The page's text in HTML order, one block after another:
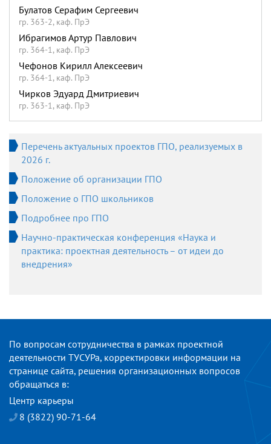
Булатов Серафим Сергеевич
гр. 363-2, каф. ПрЭ
Ибрагимов Артур Павлович
гр. 364-1, каф. ПрЭ
Чефонов Кирилл Алексеевич
гр. 364-1, каф. ПрЭ
Чирков Эдуард Дмитриевич
гр. 363-1, каф. ПрЭ
Перечень актуальных проектов ГПО, реализуемых в
2026 г.
Положение об организации ГПО
Положение о ГПО школьников
Подробнее про ГПО
Научно-практическая конференция «Наука и
практика: проектная деятельность – от идеи до
внедрения»
По вопросам сотрудничества в рамках проектной
деятельности ТУСУРа, корректировки информации на
странице сайта, решения организационных вопросов
обращаться в:
Центр карьеры
8 (3822) 90-71-64